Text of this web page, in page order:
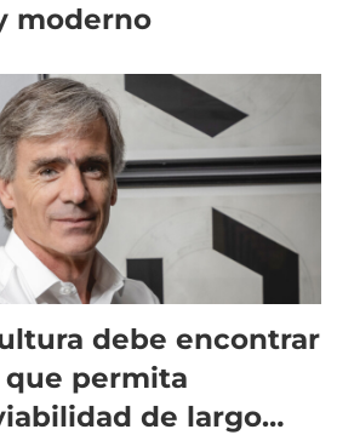
moderno
debe encontrar
permita
de largo